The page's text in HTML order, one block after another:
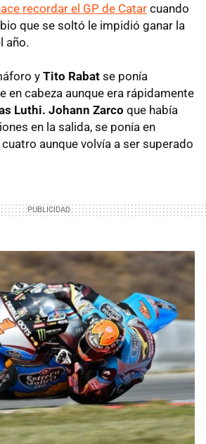
recordar el GP de Catar cuando
que se soltó le impidió ganar la
año.
y Tito Rabat se ponía
en cabeza aunque era rápidamente
Luthi. Johann Zarco que había
en la salida, se ponía en
aunque volvía a ser superado